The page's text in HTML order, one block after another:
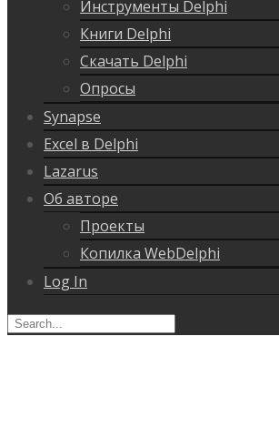
Инструменты Delphi
Книги Delphi
Скачать Delphi
Опросы
Synapse
Excel в Delphi
Lazarus
Об авторе
Проекты
Копилка WebDelphi
Log In